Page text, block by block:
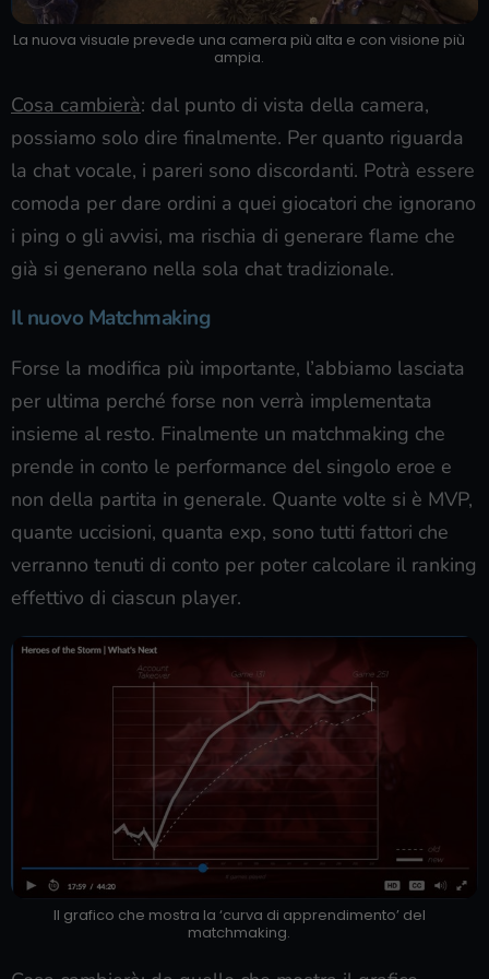
La nuova visuale prevede una camera più alta e con visione più
ampia.
Cosa cambierà: dal punto di vista della camera,
possiamo solo dire finalmente. Per quanto riguarda
la chat vocale, i pareri sono discordanti. Potrà essere
comoda per dare ordini a quei giocatori che ignorano
i ping o gli avvisi, ma rischia di generare flame che
già si generano nella sola chat tradizionale.
Il nuovo Matchmaking
Forse la modifica più importante, l’abbiamo lasciata
per ultima perché forse non verrà implementata
insieme al resto. Finalmente un matchmaking che
prende in conto le performance del singolo eroe e
non della partita in generale. Quante volte si è MVP,
quante uccisioni, quanta exp, sono tutti fattori che
verranno tenuti di conto per poter calcolare il ranking
effettivo di ciascun player.
Il grafico che mostra la ‘curva di apprendimento’ del
matchmaking.